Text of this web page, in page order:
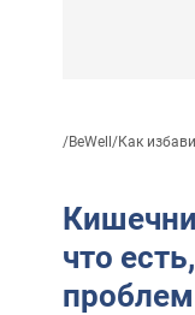
/BeWell/Как
что